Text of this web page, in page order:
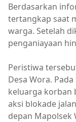
Berdasarkan
tertangkap saat
warga. Setelah
penganiayaan
Peristiwa
Desa Wora.
keluarga korban
aksi blokade
depan Mapolsek